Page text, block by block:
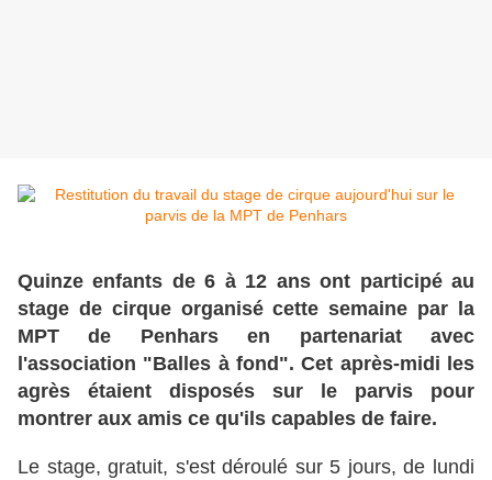
Quinze enfants de 6 à 12 ans ont participé au
stage de cirque organisé cette semaine par la
MPT de Penhars en partenariat avec
l'association "Balles à fond". Cet après-midi les
agrès étaient disposés sur le parvis pour
montrer aux amis ce qu'ils capables de faire.
Le stage, gratuit, s'est déroulé sur 5 jours, de lundi